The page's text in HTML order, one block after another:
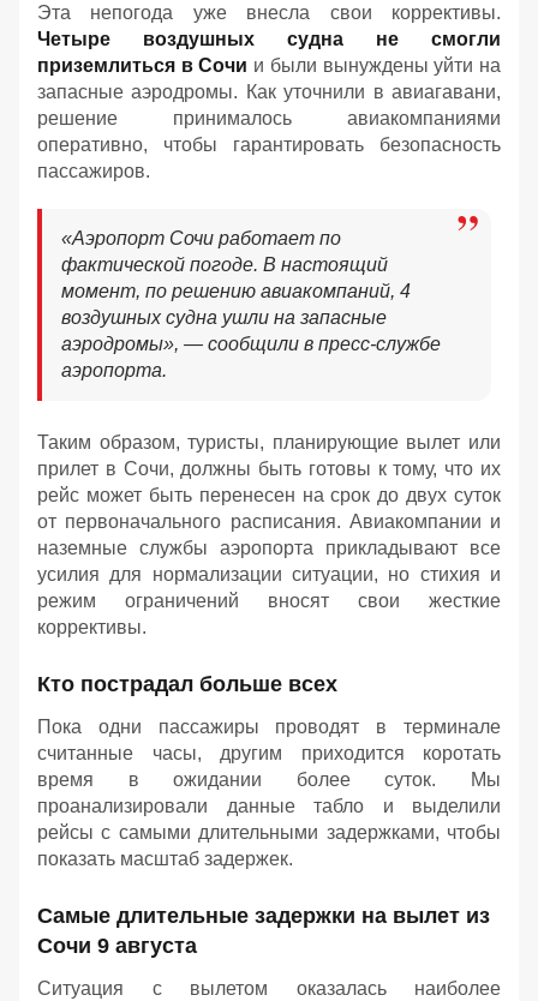
Эта непогода уже внесла свои коррективы.
Четыре воздушных судна не смогли
приземлиться в Сочи и были вынуждены уйти на
запасные аэродромы. Как уточнили в авиагавани,
решение принималось авиакомпаниями
оперативно, чтобы гарантировать безопасность
пассажиров.
«Аэропорт Сочи работает по
фактической погоде. В настоящий
момент, по решению авиакомпаний, 4
воздушных судна ушли на запасные
аэродромы», — сообщили в пресс-службе
аэропорта.
Таким образом, туристы, планирующие вылет или
прилет в Сочи, должны быть готовы к тому, что их
рейс может быть перенесен на срок до двух суток
от первоначального расписания. Авиакомпании и
наземные службы аэропорта прикладывают все
усилия для нормализации ситуации, но стихия и
режим ограничений вносят свои жесткие
коррективы.
Кто пострадал больше всех
Пока одни пассажиры проводят в терминале
считанные часы, другим приходится коротать
время в ожидании более суток. Мы
проанализировали данные табло и выделили
рейсы с самыми длительными задержками, чтобы
показать масштаб задержек.
Самые длительные задержки на вылет из
Сочи 9 августа
Ситуация с вылетом оказалась наиболее